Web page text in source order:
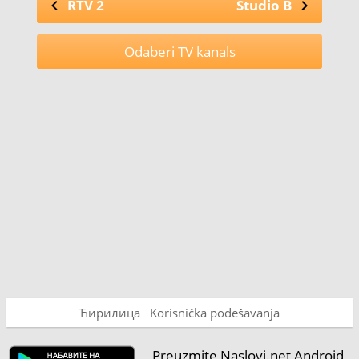
RTV 2 Studio B
Odaberi TV kanals
Ћирилица Korisnička podešavanja